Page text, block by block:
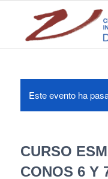
Este evento ha
CURSO
CONOS 6 Y